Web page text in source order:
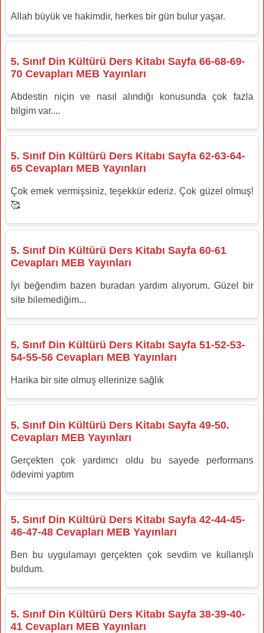
Allah büyük ve hakimdir, herkes bir gün bulur yaşar.
5. Sınıf Din Kültürü Ders Kitabı Sayfa 66-68-69-
70 Cevapları MEB Yayınları
Abdestin niçin ve nasıl alındığı konusunda çok fazla
bilgim var....
5. Sınıf Din Kültürü Ders Kitabı Sayfa 62-63-64-
65 Cevapları MEB Yayınları
Çok emek vermişsiniz, teşekkür ederiz. Çok güzel olmuş!
🥰
5. Sınıf Din Kültürü Ders Kitabı Sayfa 60-61
Cevapları MEB Yayınları
İyi beğendim bazen buradan yardım alıyorum. Güzel bir
site bilemediğim...
5. Sınıf Din Kültürü Ders Kitabı Sayfa 51-52-53-
54-55-56 Cevapları MEB Yayınları
Harika bir site olmuş ellerinize sağlık
5. Sınıf Din Kültürü Ders Kitabı Sayfa 49-50.
Cevapları MEB Yayınları
Gerçekten çok yardımcı oldu bu sayede performans
ödevimi yaptım
5. Sınıf Din Kültürü Ders Kitabı Sayfa 42-44-45-
46-47-48 Cevapları MEB Yayınları
Ben bu uygulamayı gerçekten çok sevdim ve kullanışlı
buldum.
5. Sınıf Din Kültürü Ders Kitabı Sayfa 38-39-40-
41 Cevapları MEB Yayınları